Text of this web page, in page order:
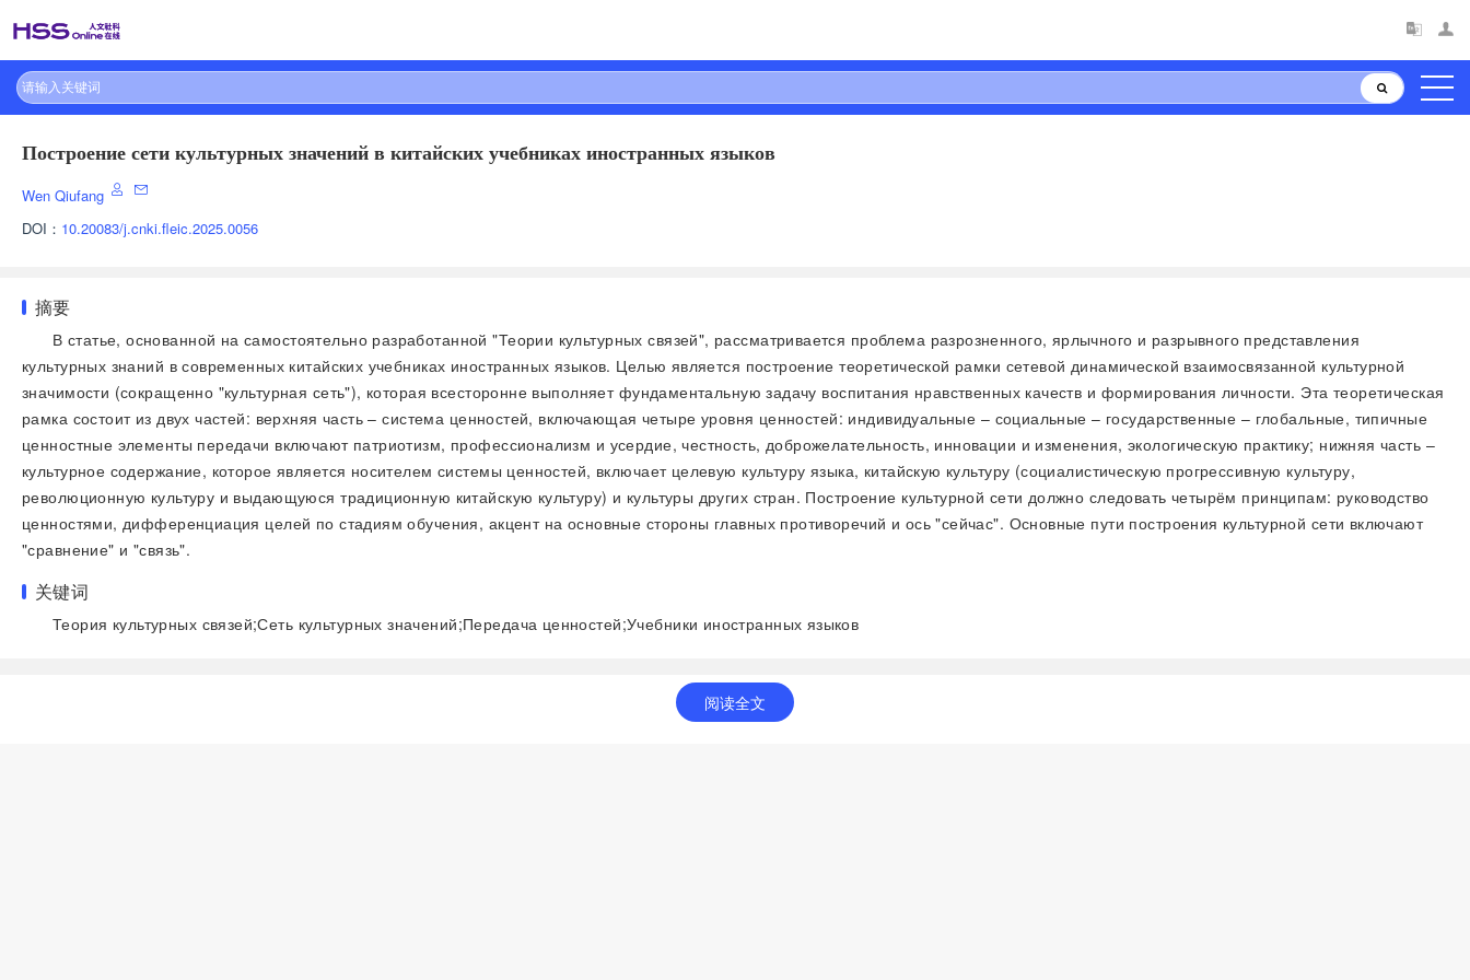
Построение сети культурных значений в китайских учебниках иностранных языков
Wen Qiufang
DOI： 10.20083/j.cnki.fleic.2025.0056
摘要
В статье, основанной на самостоятельно разработанной "Теории культурных связей", рассматривается проблема разрозненного, ярлычного и разрывного представления
культурных знаний в современных китайских учебниках иностранных языков. Целью является построение теоретической рамки сетевой динамической взаимосвязанной культурной
значимости (сокращенно "культурная сеть"), которая всесторонне выполняет фундаментальную задачу воспитания нравственных качеств и формирования личности. Эта теоретическая
рамка состоит из двух частей: верхняя часть – система ценностей, включающая четыре уровня ценностей: индивидуальные – социальные – государственные – глобальные, типичные
ценностные элементы передачи включают патриотизм, профессионализм и усердие, честность, доброжелательность, инновации и изменения, экологическую практику; нижняя часть –
культурное содержание, которое является носителем системы ценностей, включает целевую культуру языка, китайскую культуру (социалистическую прогрессивную культуру,
революционную культуру и выдающуюся традиционную китайскую культуру) и культуры других стран. Построение культурной сети должно следовать четырём принципам: руководство
ценностями, дифференциация целей по стадиям обучения, акцент на основные стороны главных противоречий и ось "сейчас". Основные пути построения культурной сети включают
"сравнение" и "связь".
关键词
Теория культурных связей;Сеть культурных значений;Передача ценностей;Учебники иностранных языков
阅读全文